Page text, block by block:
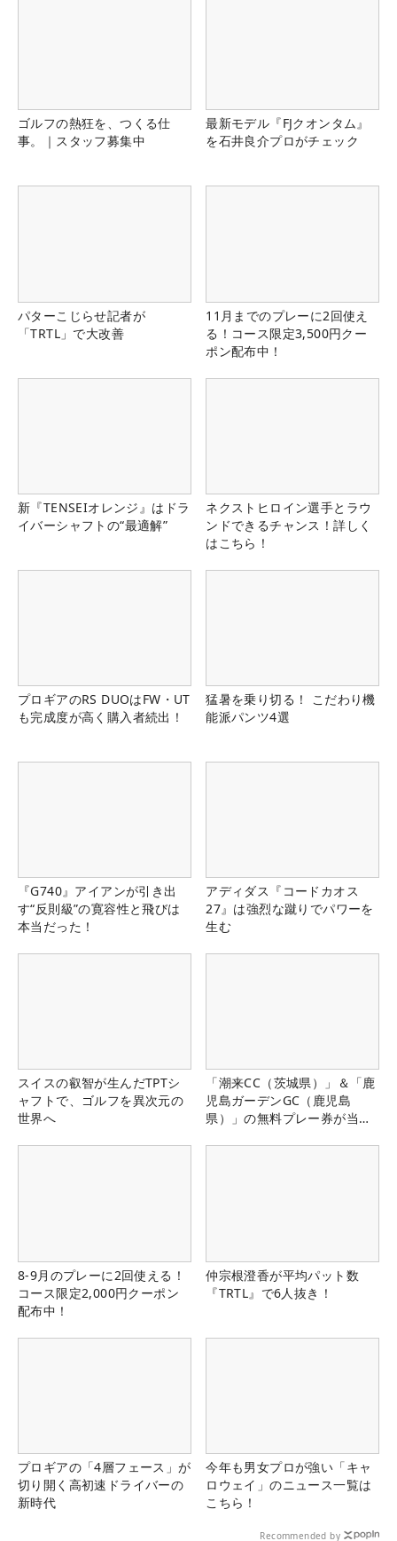
ゴルフの熱狂を、つくる仕
事。｜スタッフ募集中
最新モデル『FJクオンタム』
を石井良介プロがチェック
パターこじらせ記者が
「TRTL」で大改善
11月までのプレーに2回使え
る！コース限定3,500円クー
ポン配布中！
新『TENSEIオレンジ』はドラ
イバーシャフトの“最適解”
ネクストヒロイン選手とラウ
ンドできるチャンス！詳しく
はこちら！
プロギアのRS DUOはFW・UT
も完成度が高く購入者続出！
猛暑を乗り切る！ こだわり機
能派パンツ4選
『G740』アイアンが引き出
す“反則級”の寛容性と飛びは
本当だった！
アディダス『コードカオス
27』は強烈な蹴りでパワーを
生む
スイスの叡智が生んだTPTシ
ャフトで、ゴルフを異次元の
世界へ
「潮来CC（茨城県）」＆「鹿
児島ガーデンGC（鹿児島
県）」の無料プレー券が当た
8-9月のプレーに2回使える！
コース限定2,000円クーポン
配布中！
仲宗根澄香が平均パット数
『TRTL』で6人抜き！
プロギアの「4層フェース」が
切り開く高初速ドライバーの
新時代
今年も男女プロが強い「キャ
ロウェイ」のニュース一覧は
こちら！
Recommended by